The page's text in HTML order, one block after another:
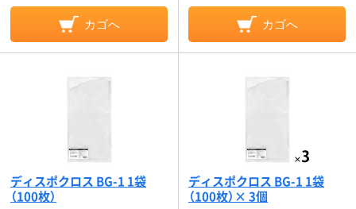
カゴへ カゴへ
ディスポクロス BG-1 1袋
（100枚）
ディスポクロス BG-1 1袋
（100枚）× 3個